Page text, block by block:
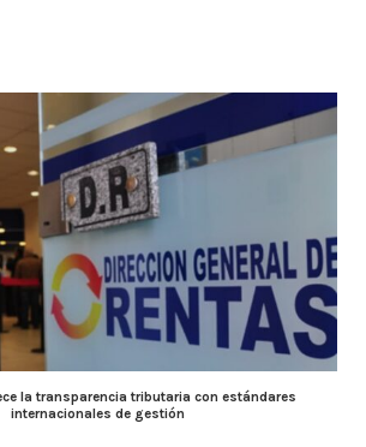
la transparencia tributaria con estándares
internacionales de gestión